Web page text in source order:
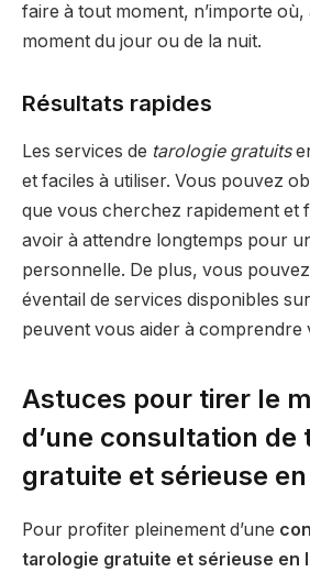
faire à tout moment, n’importe où,
moment du jour ou de la nuit.
Résultats rapides
Les services de tarologie gratuits
et faciles à utiliser. Vous pouvez
que vous cherchez rapidement et
avoir à attendre longtemps pour
personnelle. De plus, vous
éventail de services disponibles
peuvent vous aider à comprendre
Astuces pour tirer le
d’une consultation de
gratuite et sérieuse
Pour profiter pleinement d’une
tarologie gratuite et sérieuse en